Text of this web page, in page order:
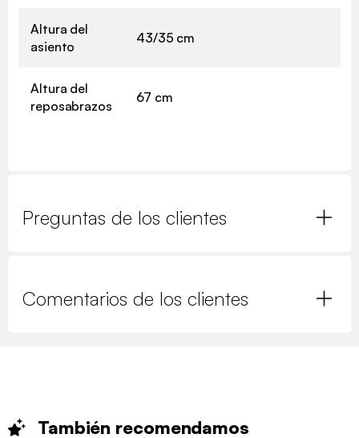
Altura del
asiento
43/35 cm
Altura del
reposabrazos
67 cm
Preguntas de los clientes
Comentarios de los clientes
También recomendamos